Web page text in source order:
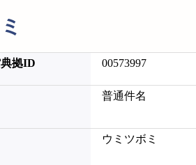
拠ID 00573997
普通件名
ウミツボミ